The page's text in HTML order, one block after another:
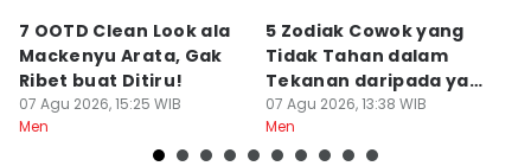
7 OOTD Clean Look ala
Mackenyu Arata, Gak
Ribet buat Ditiru!
07 Agu 2026, 15:25 WIB
Men
5 Zodiak Cowok yang
Tidak Tahan dalam
Tekanan daripada yang
Lain
07 Agu 2026, 13:38 WIB
Men